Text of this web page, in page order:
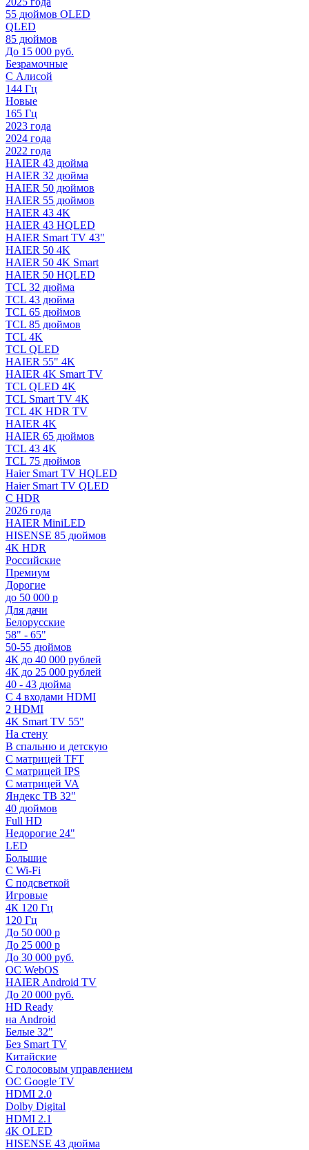
55 дюймов OLED
QLED
85 дюймов
До 15 000 руб.
Безрамочные
С Алисой
144 Гц
Новые
165 Гц
2023 года
2024 года
2022 года
HAIER 43 дюйма
HAIER 32 дюйма
HAIER 50 дюймов
HAIER 55 дюймов
HAIER 43 4K
HAIER 43 HQLED
HAIER Smart TV 43"
HAIER 50 4K
HAIER 50 4K Smart
HAIER 50 HQLED
TCL 32 дюйма
TCL 43 дюйма
TCL 65 дюймов
TCL 85 дюймов
TCL 4K
TCL QLED
HAIER 55" 4K
HAIER 4K Smart TV
TCL QLED 4K
TCL Smart TV 4K
TCL 4K HDR TV
HAIER 4K
HAIER 65 дюймов
TCL 43 4K
TCL 75 дюймов
Haier Smart TV HQLED
Haier Smart TV QLED
С HDR
2026 года
HAIER MiniLED
HISENSE 85 дюймов
4K HDR
Российские
Премиум
Дорогие
до 50 000 р
Для дачи
Белорусские
58" - 65"
50-55 дюймов
4К до 40 000 рублей
4К до 25 000 рублей
40 - 43 дюйма
С 4 входами HDMI
2 HDMI
4K Smart TV 55"
На стену
В спальню и детскую
С матрицей TFT
С матрицей IPS
С матрицей VA
Яндекс ТВ 32"
40 дюймов
Full HD
Недорогие 24"
LED
Большие
С Wi-Fi
С подсветкой
Игровые
4К 120 Гц
120 Гц
До 50 000 р
До 25 000 р
До 30 000 руб.
ОС WebOS
HAIER Android TV
До 20 000 руб.
HD Ready
на Android
Белые 32"
Без Smart TV
Китайские
С голосовым управлением
ОС Google TV
HDMI 2.0
Dolby Digital
HDMI 2.1
4K OLED
HISENSE 43 дюйма